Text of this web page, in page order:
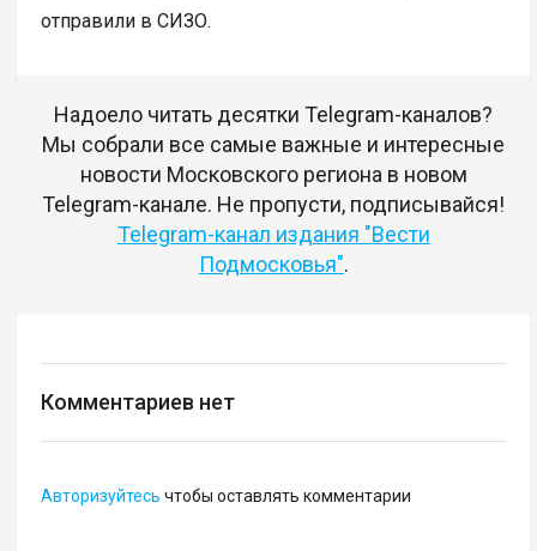
отправили в СИЗО.
Надоело читать десятки Telegram-каналов?
Мы собрали все самые важные и интересные
новости Московского региона в новом
Telegram-канале. Не пропусти, подписывайся!
Telegram-канал издания "Вести
Подмосковья".
Комментариев нет
Авторизуйтесь чтобы оставлять комментарии